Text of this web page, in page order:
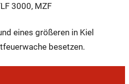
3000, MZF
eines größeren in Kiel
besetzen.